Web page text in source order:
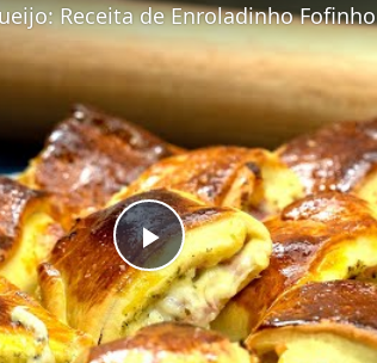
P
l
Receita de Enroladinho Fofinho